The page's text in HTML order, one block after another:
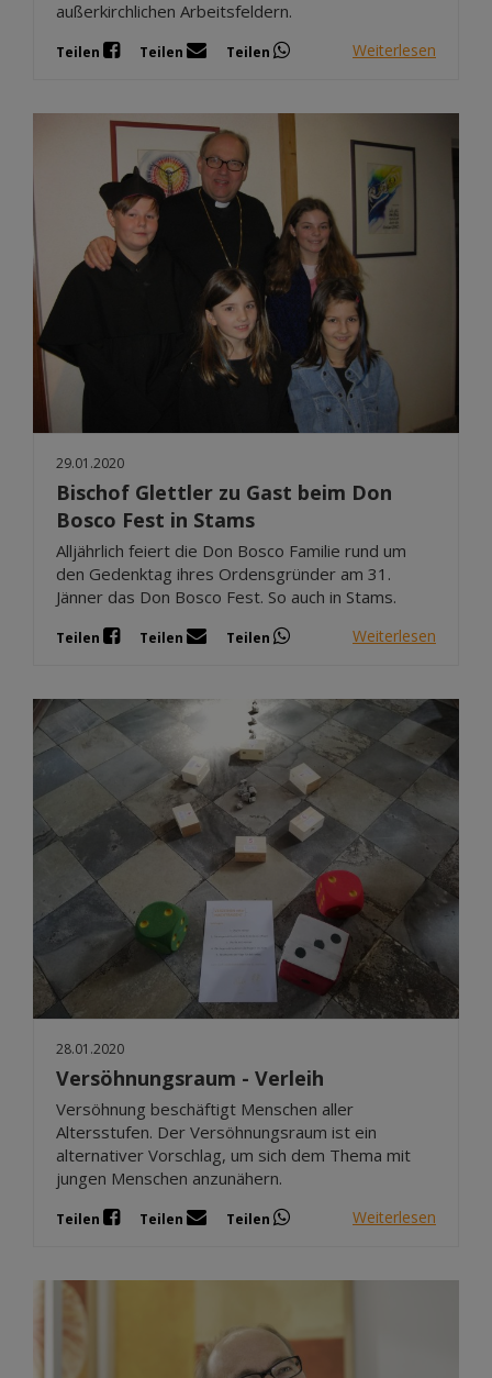
außerkirchlichen Arbeitsfeldern.
Teilen Teilen Teilen Weiterlesen
29.01.2020
Bischof Glettler zu Gast beim Don
Bosco Fest in Stams
Alljährlich feiert die Don Bosco Familie rund um
den Gedenktag ihres Ordensgründer am 31.
Jänner das Don Bosco Fest. So auch in Stams.
Teilen Teilen Teilen Weiterlesen
28.01.2020
Versöhnungsraum - Verleih
Versöhnung beschäftigt Menschen aller
Altersstufen. Der Versöhnungsraum ist ein
alternativer Vorschlag, um sich dem Thema mit
jungen Menschen anzunähern.
Teilen Teilen Teilen Weiterlesen